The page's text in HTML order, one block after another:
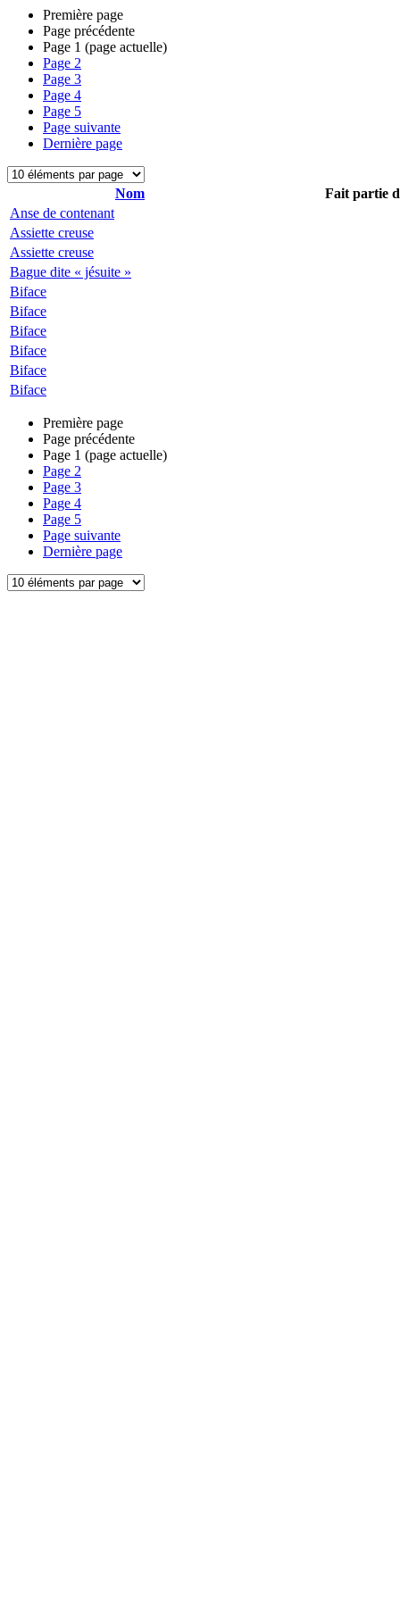
Première page
Page précédente
Page 1 (page actuelle)
Page 2
Page 3
Page 4
Page 5
Page suivante
Dernière page
Nom
Fait partie
Anse de contenant
Assiette creuse
Assiette creuse
Bague dite « jésuite »
Biface
Biface
Biface
Biface
Biface
Biface
Première page
Page précédente
Page 1 (page actuelle)
Page 2
Page 3
Page 4
Page 5
Page suivante
Dernière page